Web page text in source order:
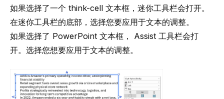
如果选择了一个 think-cell 文本框，迷你工具栏会打开。
在迷你工具栏的底部，选择您要应用于文本的调整。
如果选择了 PowerPoint 文本框， Assist 工具栏会打
开。选择您想要应用于文本的调整。